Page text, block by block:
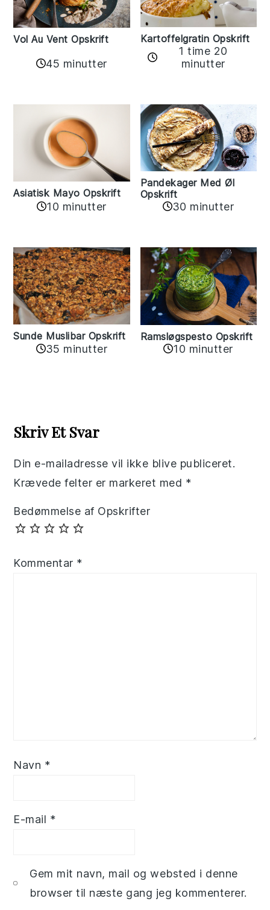
Vol Au Vent Opskrift
45 minutter
Kartoffelgratin Opskrift
1 time 20
minutter
Asiatisk Mayo Opskrift
10 minutter
Pandekager Med Øl
Opskrift
30 minutter
Sunde Muslibar Opskrift
35 minutter
Ramsløgspesto Opskrift
10 minutter
Interactions
Skriv Et Svar
Din e-mailadresse vil ikke blive publiceret.
Krævede felter er markeret med *
Bedømmelse af Opskrifter
Kommentar *
Navn *
E-mail *
Gem mit navn, mail og websted i denne
browser til næste gang jeg kommenterer.